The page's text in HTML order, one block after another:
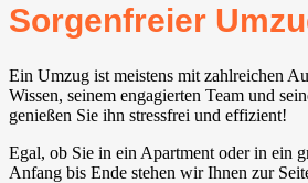
Sorgenfreier
Ein Umzug ist meistens mit zahlreichen
Wissen, seinem engagierten Team und
genießen Sie ihn stressfrei und effizient!
Egal, ob Sie in ein Apartment oder in ein
Anfang bis Ende stehen wir Ihnen zur